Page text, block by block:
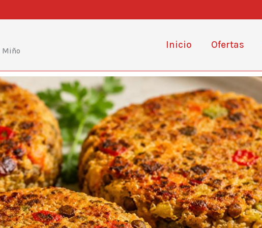
Miño
Inicio Ofertas